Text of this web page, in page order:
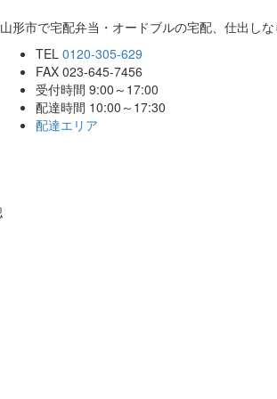
山形市で宅配弁当・オードブルの宅配、仕出し
TEL 0120-305-629
FAX 023-645-7456
受付時間 9:00～17:00
配達時間 10:00～17:30
配達エリア